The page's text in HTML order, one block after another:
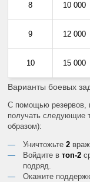
8 10 000
9 12 000
10
15 000
Варианты боевых
С помощью резервов,
получать следующие
образом):
Уничтожьте2
Войдите втоп-2
подряд.
Окажите